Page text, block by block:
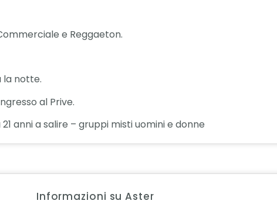
e Reggaeton.
la notte.
al Prive.
anni a salire – gruppi misti uomini e donne
Informazioni su Aster